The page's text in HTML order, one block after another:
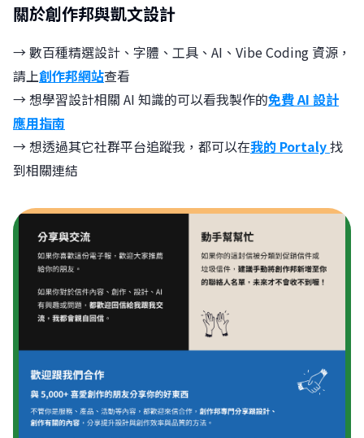
關於創作邦與凱文設計
→ 數百種精選設計、字體、工具、AI、Vibe Coding 資源，
請上創作邦網站查看
→ 想學習設計相關 AI 知識的可以看我製作的免費 AI 設計
應用指南
→ 想透過其它社群平台追蹤我，都可以在我的 Portaly找
到相關連結